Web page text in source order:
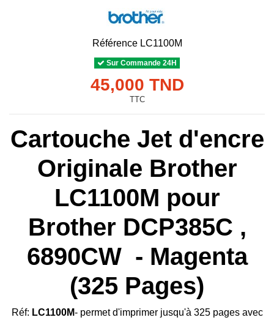
Référence LC1100M
Sur Commande 24H
45,000 TND
TTC
Cartouche Jet d'encre
Originale Brother
LC1100M pour
Brother DCP385C ,
6890CW - Magenta
(325 Pages)
Réf: LC1100M- permet d'imprimer jusqu'à 325 pages avec